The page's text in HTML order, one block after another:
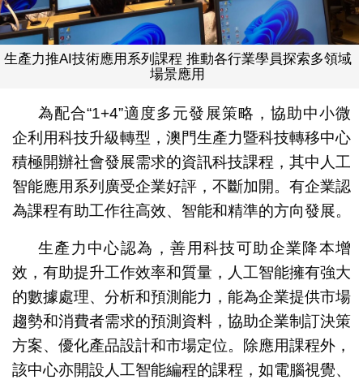
生產力推AI技術應用系列課程 推動各行業學員探索多領域
場景應用
為配合“1+4”適度多元發展策略，協助中小微
企利用科技升級轉型，澳門生產力暨科技轉移中心
積極開辦社會發展需求的資訊科技課程，其中人工
智能應用系列廣受企業好評，不斷加開。有企業認
為課程有助工作往高效、智能和精準的方向發展。
生產力中心認為，善用科技可助企業降本增
效，有助提升工作效率和質量，人工智能擁有強大
的數據處理、分析和預測能力，能為企業提供市場
趨勢和消費者需求的預測資料，協助企業制訂決策
方案、優化產品設計和市場定位。除應用課程外，
該中心亦開設人工智能編程的課程，如電腦視覺、